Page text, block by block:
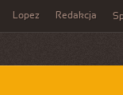
Lopez Redakcja